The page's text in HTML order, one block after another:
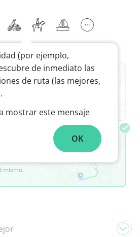
según sus preferencias, que
después.
mismo.
(por ejemplo,
de inmediato las
de ruta (las mejores,
mostrar este mensaje
OK